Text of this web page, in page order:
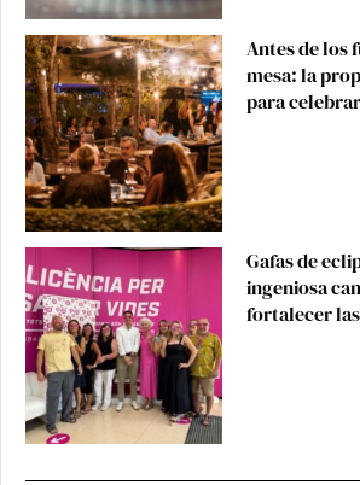
Antes de los
mesa: la
para
Gafas de
ingeniosa
fortalecer